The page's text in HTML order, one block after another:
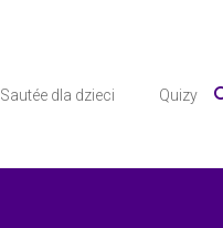
Sautée dla dzieci Quizy